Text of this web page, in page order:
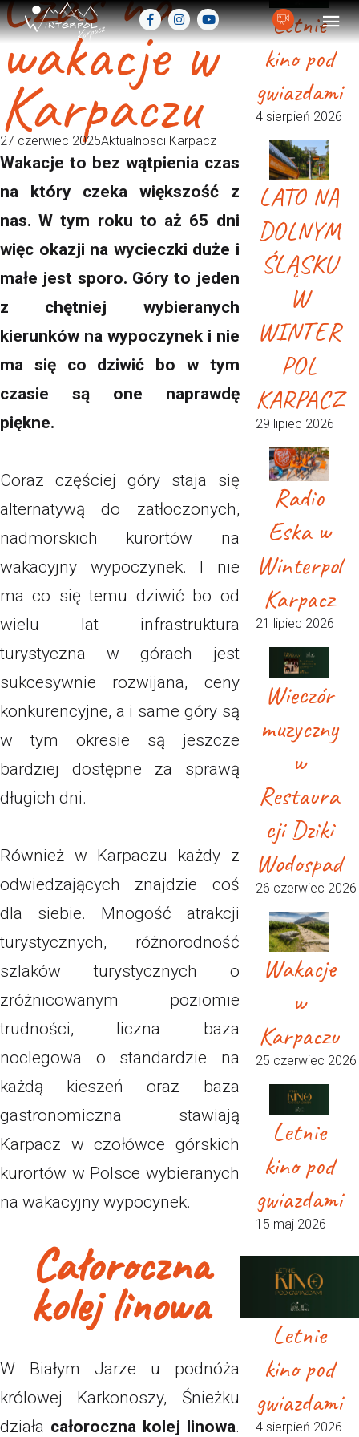
wakacje w
Karpaczu
27 czerwiec 2025Aktualnosci Karpacz
Wakacje to bez wątpienia czas
na który czeka większość z
nas. W tym roku to aż 65 dni
więc okazji na wycieczki duże i
małe jest sporo. Góry to jeden
z chętniej wybieranych
kierunków na wypoczynek i nie
ma się co dziwić bo w tym
czasie są one naprawdę
piękne.
Coraz częściej góry staja się
alternatywą do zatłoczonych,
nadmorskich kurortów na
wakacyjny wypoczynek. I nie
ma co się temu dziwić bo od
wielu lat infrastruktura
turystyczna w górach jest
sukcesywnie rozwijana, ceny
konkurencyjne, a i same góry są
w tym okresie są jeszcze
bardziej dostępne za sprawą
długich dni.
Również w Karpaczu każdy z
odwiedzających znajdzie coś
dla siebie. Mnogość atrakcji
turystycznych, różnorodność
szlaków turystycznych o
zróżnicowanym poziomie
trudności, liczna baza
noclegowa o standardzie na
każdą kieszeń oraz baza
gastronomiczna stawiają
Karpacz w czołówce górskich
kurortów w Polsce wybieranych
na wakacyjny wypocynek.
Całoroczna
kolej linowa
W Białym Jarze u podnóża
królowej Karkonoszy, Śnieżku
działa całoroczna kolej linowa.
Letnie
kino pod
gwiazdami
4 sierpień 2026
LATO NA
DOLNYM
ŚLĄSKU
W
WINTER
POL
KARPACZ
29 lipiec 2026
Radio
Eska w
Winterpol
Karpacz
21 lipiec 2026
Wieczór
muzyczny
w
Restaura
cji Dziki
Wodospad
26 czerwiec 2026
Wakacje
w
Karpaczu
25 czerwiec 2026
Letnie
kino pod
gwiazdami
15 maj 2026
Letnie
kino pod
gwiazdami
4 sierpień 2026